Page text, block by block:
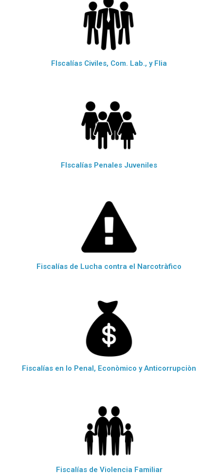
FIscalías Civiles, Com. Lab., y Flia
FIscalías Penales Juveniles
Fiscalías de Lucha contra el Narcotràfico
Fiscalías en lo Penal, Econòmico y Anticorrupciòn
Fiscalías de Violencia Familiar